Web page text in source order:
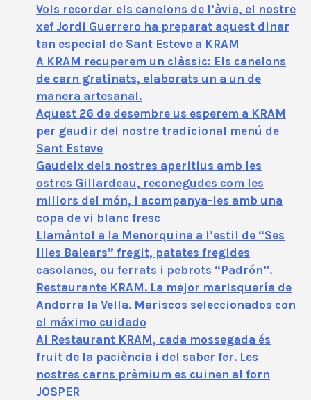
Vols recordar els canelons de l’àvia, el nostre
xef Jordi Guerrero ha preparat aquest dinar
tan especial de Sant Esteve a KRAM
A KRAM recuperem un clàssic: Els canelons
de carn gratinats, elaborats un a un de
manera artesanal.
Aquest 26 de desembre us esperem a KRAM
per gaudir del nostre tradicional menú de
Sant Esteve
Gaudeix dels nostres aperitius amb les
ostres Gillardeau, reconegudes com les
millors del món, i acompanya-les amb una
copa de vi blanc fresc
Llamàntol a la Menorquina a l’estil de “Ses
Illes Balears” fregit, patates fregides
casolanes, ou ferrats i pebrots “Padrón”.
Restaurante KRAM. La mejor marisquería de
Andorra la Vella. Mariscos seleccionados con
el máximo cuidado
Al Restaurant KRAM, cada mossegada és
fruit de la paciència i del saber fer. Les
nostres carns prèmium es cuinen al forn
JOSPER